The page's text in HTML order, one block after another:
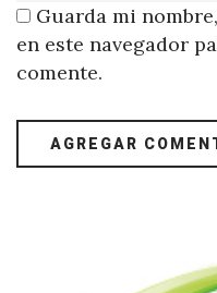
Guarda mi
en este navegador
comente.